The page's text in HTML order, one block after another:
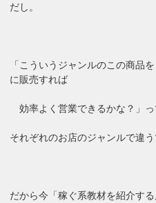
だし。
「こういうジャンルのこの商品
に販売すれば
効率よく営業できるかな？」っ
それぞれのお店のジャンルで違う
だから今「稼ぐ系教材を紹介す